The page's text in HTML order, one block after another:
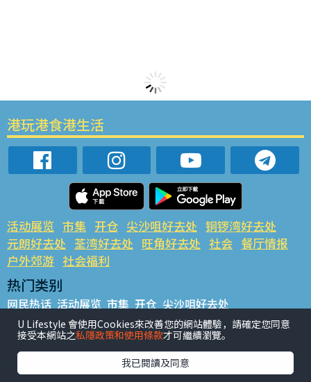
港玩港食港生活
活动展览 市集 开仓 尖沙咀好去处 铜锣湾好去处
元朗好去处 荃湾好去处 旺角好去处 社会 餐厅情报
户外郊游 社会福利
热门类别
网民热话 活动展览 市集 开仓 尖沙咀好去处
铜锣湾好去处 元朗好去处 荃湾好去处 旺角好去处 社会
餐厅情报 户外郊游
热门标签
U Lifestyle 會使用Cookies來改善您的網站體驗，請確定您同意
接受本網站之私隱政策和使用條款才可繼續瀏覽。
我已閱讀及同意